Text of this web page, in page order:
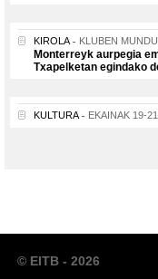
KIROLA KLUBEN
Monterreyk aurpegia
Txapelketan egindako
KULTURA EKAINAK 19-21
© EITB - 2026